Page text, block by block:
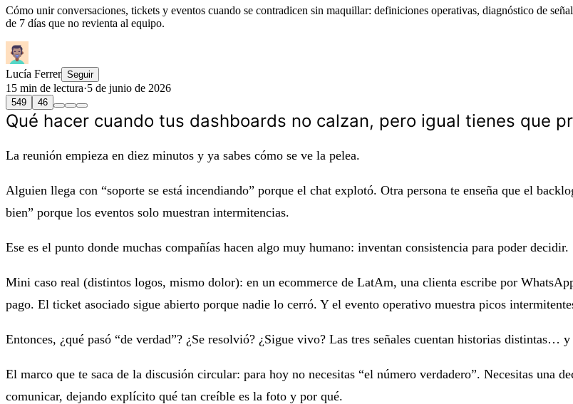
Cómo unir conversaciones, tickets y eventos cuando se contradicen sin maquillar: definiciones operativas, diagnóstico de
de 7 días que no revienta al equipo.
Lucía Ferrer Seguir
15 min de lectura·5 de junio de 2026
549 46
Qué hacer cuando tus dashboards no calzan, pero igual tienes que
La reunión empieza en diez minutos y ya sabes cómo se ve la pelea.
Alguien llega con “soporte se está incendiando” porque el chat explotó. Otra persona te enseña que el
bien” porque los eventos solo muestran intermitencias.
Ese es el punto donde muchas compañías hacen algo muy humano: inventan consistencia para poder
Mini caso real (distintos logos, mismo dolor): en un ecommerce de LatAm, una clienta escribe por
pago. El ticket asociado sigue abierto porque nadie lo cerró. Y el evento operativo muestra picos
Entonces, ¿qué pasó “de verdad”? ¿Se resolvió? ¿Sigue vivo? Las tres señales cuentan historias distintas…
El marco que te saca de la discusión circular: para hoy no necesitas “el número verdadero”. Necesitas una
comunicar, dejando explícito qué tan creíble es la foto y por qué.